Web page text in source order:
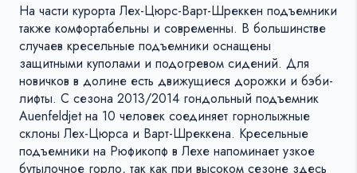
На части курорта Лех-Цюрс-Варт-Шреккен подъемники
также комфортабельны и современны. В большинстве
случаев кресельные подъемники оснащены
защитными куполами и подогревом сидений. Для
новичков в долине есть движущиеся дорожки и бэби-
лифты. С сезона 2013/2014 гондольный подъемник
Auenfeldjet на 10 человек соединяет горнолыжные
склоны Лех-Цюрса и Варт-Шреккена. Кресельные
подъемники на Рюфикопф в Лехе напоминает узкое
бутылочное горло, так как при высоком сезоне здесь